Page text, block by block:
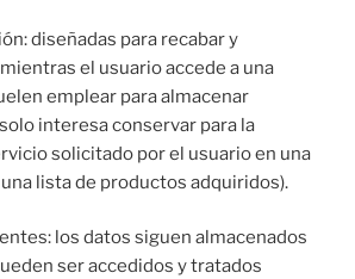
diseñadas para recabar y
el usuario accede a una
emplear para almacenar
interesa conservar para la
solicitado por el usuario en una
lista de productos adquiridos).
los datos siguen almacenados
ser accedidos y tratados